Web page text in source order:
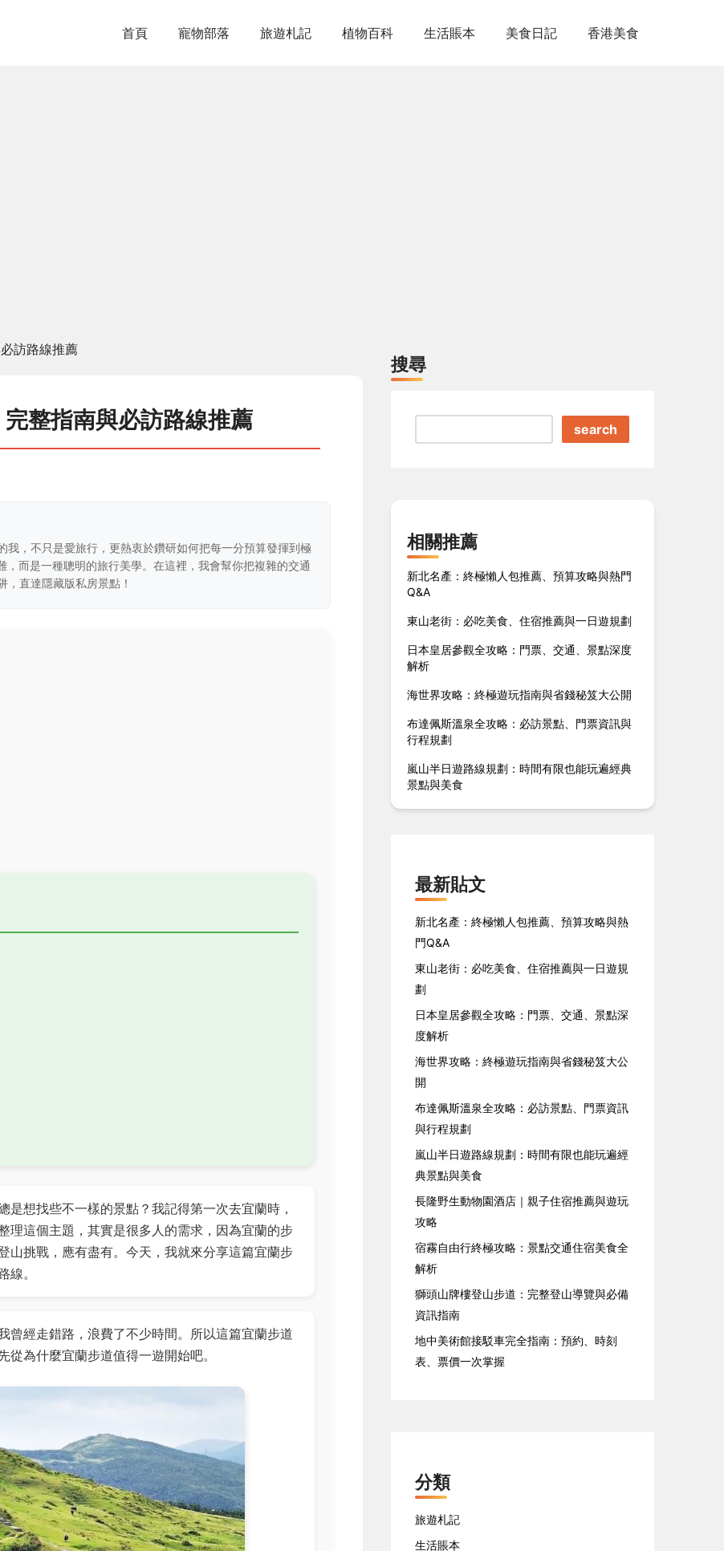
首頁 寵物部落 旅遊札記 植物百科 生活賬本 美食日記 香港美食
訪路線推薦
整指南與必訪路線推薦
我，不只是愛旅行，更熱衷於鑽研如何把每一分預算發揮到極
，而是一種聰明的旅行美學。在這裡，我會幫你把複雜的交通
，直達隱藏版私房景點！
想找些不一樣的景點？我記得第一次去宜蘭時，
理這個主題，其實是很多人的需求，因為宜蘭的步
山挑戰，應有盡有。今天，我就來分享這篇宜蘭步
線。
曾經走錯路，浪費了不少時間。所以這篇宜蘭步道
為什麼宜蘭步道值得一遊開始吧。
搜尋
search
相關推薦
新北名產：終極懶人包推薦、預算攻略與熱門
Q&A
東山老街：必吃美食、住宿推薦與一日遊規劃
日本皇居參觀全攻略：門票、交通、景點深度
解析
海世界攻略：終極遊玩指南與省錢秘笈大公開
布達佩斯溫泉全攻略：必訪景點、門票資訊與
行程規劃
嵐山半日遊路線規劃：時間有限也能玩遍經典
景點與美食
最新貼文
新北名產：終極懶人包推薦、預算攻略與熱
門Q&A
東山老街：必吃美食、住宿推薦與一日遊規
劃
日本皇居參觀全攻略：門票、交通、景點深
度解析
海世界攻略：終極遊玩指南與省錢秘笈大公
開
布達佩斯溫泉全攻略：必訪景點、門票資訊
與行程規劃
嵐山半日遊路線規劃：時間有限也能玩遍經
典景點與美食
長隆野生動物園酒店｜親子住宿推薦與遊玩
攻略
宿霧自由行終極攻略：景點交通住宿美食全
解析
獅頭山牌樓登山步道：完整登山導覽與必備
資訊指南
地中美術館接駁車完全指南：預約、時刻
表、票價一次掌握
分類
旅遊札記
生活賬本